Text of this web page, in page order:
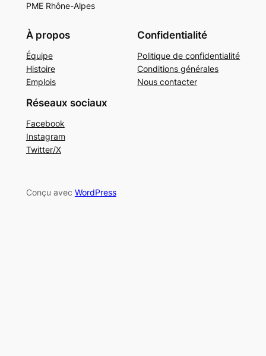
PME Rhône-Alpes
À propos
Équipe
Histoire
Emplois
Confidentialité
Politique de confidentialité
Conditions générales
Nous contacter
Réseaux sociaux
Facebook
Instagram
Twitter/X
Conçu avec WordPress